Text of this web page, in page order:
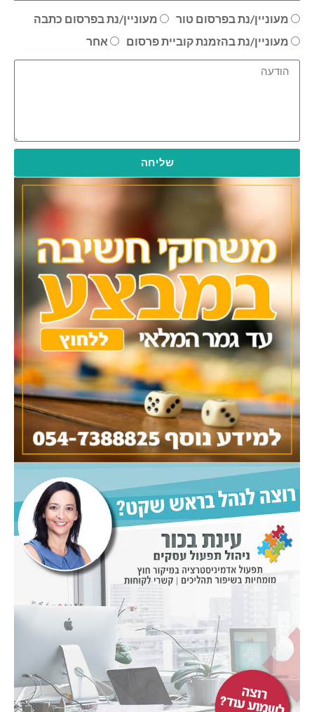
מעוניין/נת בפרסום טור
מעוניין/נת בפרסום כתבה
מעוניין/נת בהזמנת קוביית פרסום
אחר
שליחה